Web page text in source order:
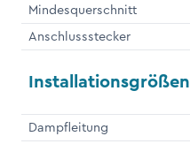
Mindesquerschnitt
Anschlussstecker
Installationsgrößen
Dampfleitung